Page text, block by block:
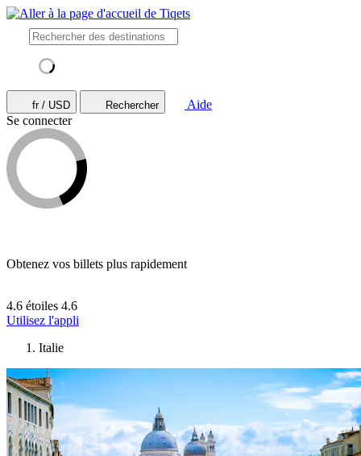
fr / USD Rechercher
Aide
Se connecter
Obtenez vos billets plus rapidement
4.6 étoiles 4.6
Utilisez l'appli
Italie